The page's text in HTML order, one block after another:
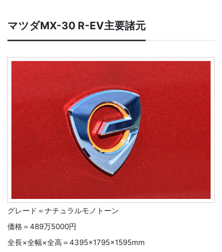
マツダMX-30 R-EV主要諸元
グレード＝ナチュラルモノトーン
価格＝489万5000円
全長×全幅×全高＝4395×1795×1595mm